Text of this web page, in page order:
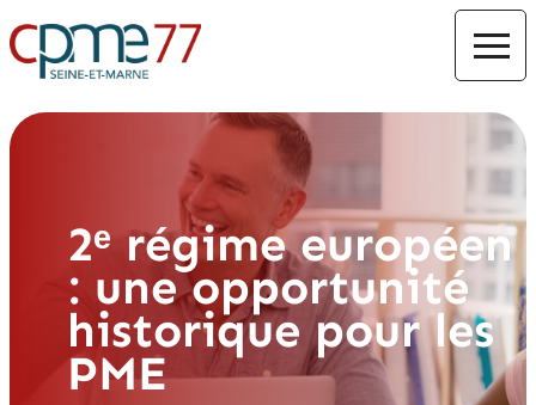
2ᵉ régime européen
: une opportunité
historique pour les
PME